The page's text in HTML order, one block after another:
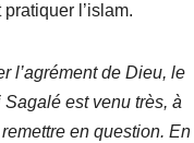
l’islam.
l’agrément de Dieu, le
est venu très, à
en question. En